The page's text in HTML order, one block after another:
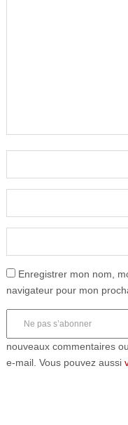
Enregistrer mon nom,
navigateur pour mon
nouveaux commentaires
e-mail. Vous pouvez aussi